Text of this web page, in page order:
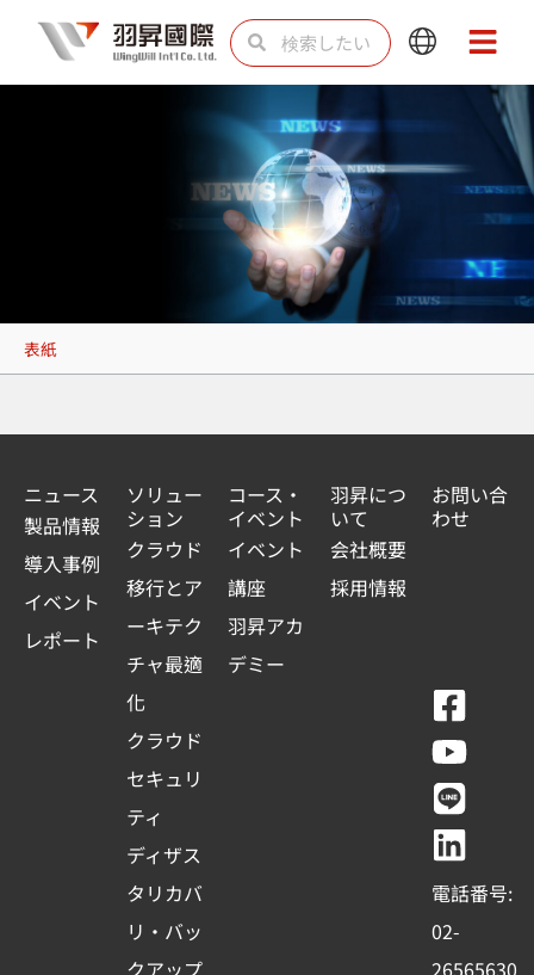
を
検
索 索
Main
Menu
Main
Menu
表紙
ニュース
製品情報
導入事例
イベント
レポート
ソリュー
ション
クラウド
移行とア
ーキテク
チャ最適
化
クラウド
セキュリ
ティ
ディザス
タリカバ
リ・バッ
クアップ
コース・
イベント
イベント
講座
羽昇アカ
デミー
羽昇につ
いて
会社概要
採用情報
お問い合
わせ
F
a
c
e
b
o
o
k
Y
o
u
t
u
b
e
L
i
n
e
L
i
n
k
e
d
i
n
電話番号:
02-
26565630